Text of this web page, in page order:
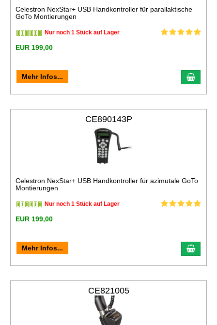
Celestron NexStar+ USB Handkontroller für parallaktische
GoTo Montierungen
Nur noch 1 Stück auf Lager
EUR 199,00
Mehr Infos...
CE890143P
Celestron NexStar+ USB Handkontroller für azimutale GoTo
Montierungen
Nur noch 1 Stück auf Lager
EUR 199,00
Mehr Infos...
CE821005